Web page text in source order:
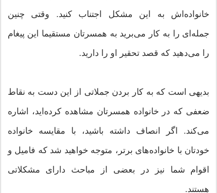
خانواده‌اش به این مشکل اجتناب کنید. وقتی چنین
جمله‌ای را به کار می‌برید به همسرتان مستقیما این پیغام
را می‌دهید که قصد تحقیر او را دارید.
بدیهی است که به کار بردن جملاتی از این دست به نقاط
ضعفی که در خانواده همسرتان مشاهده کرده‌اید، اشاره
می‌کند. اگر انصاف داشته باشید، با مقایسه خانواده
خودتان با خانواده‌های برتر، متوجه خواهید شد که فامیل و
اقوام شما نیز در بعضی از مباحث دارای مشکلاتی
هستند.